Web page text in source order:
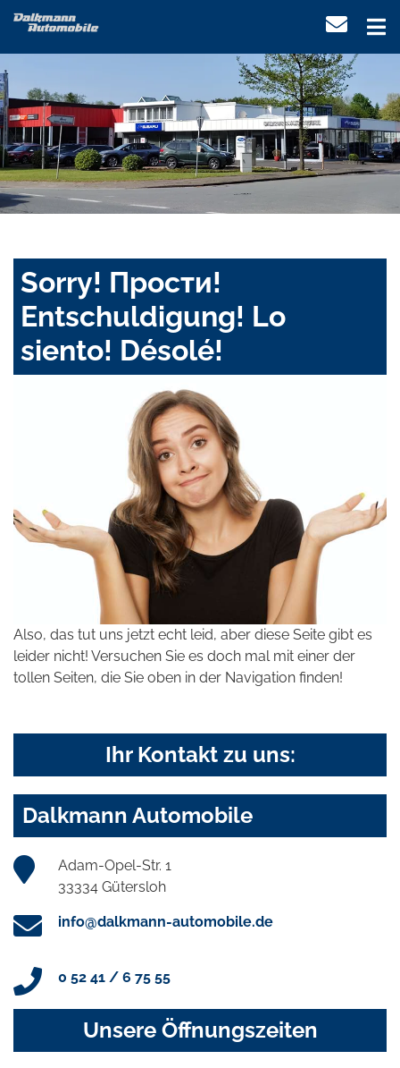
Sorry! Прости!
Entschuldigung! Lo
siento! Désolé!
Also, das tut uns jetzt echt leid, aber diese Seite gibt es
leider nicht! Versuchen Sie es doch mal mit einer der
tollen Seiten, die Sie oben in der Navigation finden!
Ihr Kontakt zu uns:
Dalkmann Automobile
Adam-Opel-Str. 1
33334 Gütersloh
info@dalkmann-automobile.de
0 52 41 / 6 75 55
Unsere Öffnungszeiten